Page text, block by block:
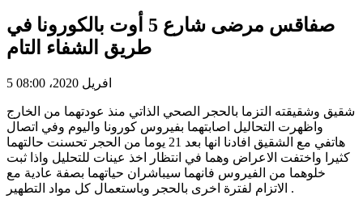
صفاقس مرضى شارع 5 أوت بالكورونا في
طريق الشفاء التام
5 افريل 2020، 08:00
شقيق وشقيقته التزما بالحجر الصحي الذاتي منذ عودتهما من الخارج
واظهرت التحاليل اصابتهما بفيروس كورونا واليوم وفي اتصال
هاتفي مع الشقيق افادنا انها بعد 21 يوما من الحجر تحسنت حالتهما
كثيرا واختفت الاعراض وهما في انتظار اخذ عينات للتحليل واذا ثبت
خلوهما من الفيروس فانهما سيباشران حياتهما بصفة عادية مع
الاتزام لفترة اخرى بالحجر وباستعمال كل مواد التطهير .